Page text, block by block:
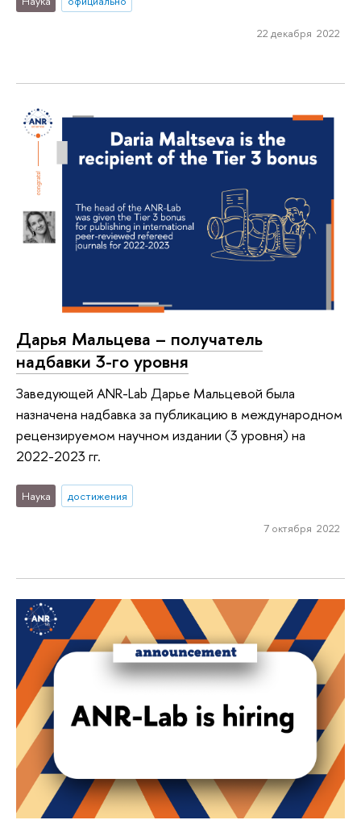
22 декабря 2022
Дарья Мальцева – получатель
надбавки 3-го уровня
Заведующей ANR-Lab Дарье Мальцевой была
назначена надбавка за публикацию в международном
рецензируемом научном издании (3 уровня) на
2022-2023 гг.
Наука достижения
7 октября 2022